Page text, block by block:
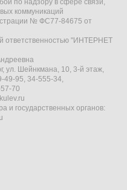
по надзору в сфере связи,
коммуникаций
№ ФС77-84675 от
ответственностью "ИНТЕРНЕТ
ул. Шейнкмана, 10, 3-й этаж,
49-95, 34-555-34,
70
и государственных органов: